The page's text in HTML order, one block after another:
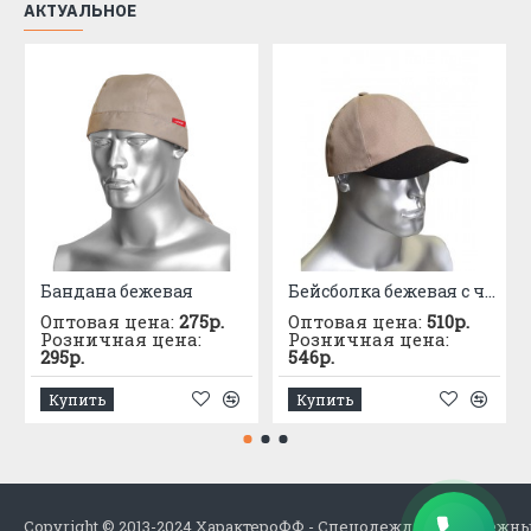
АКТУАЛЬНОЕ
Бандана бежевая
Оптовая цена: 275р.
Розничная цена:
295р.
Купить
Бейсболка бежевая с черным козырьком (тк.PANACOTTA)
Оптовая цена: 510р.
Розничная цена:
546р.
Купить
Copyright © 2013-2024 ХарактероФФ - Спецодежда в